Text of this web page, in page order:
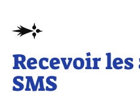
Recevoir
SMS